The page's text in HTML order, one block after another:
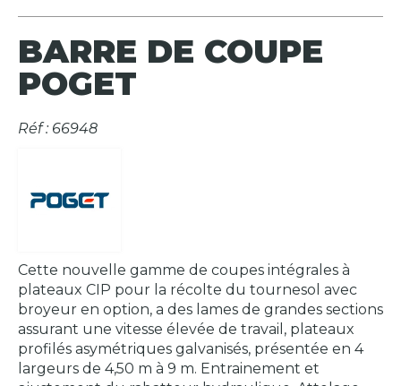
BARRE DE COUPE
POGET
Réf : 66948
Cette nouvelle gamme de coupes intégrales à
plateaux CIP pour la récolte du tournesol avec
broyeur en option, a des lames de grandes sections
assurant une vitesse élevée de travail, plateaux
profilés asymétriques galvanisés, présentée en 4
largeurs de 4,50 m à 9 m. Entrainement et